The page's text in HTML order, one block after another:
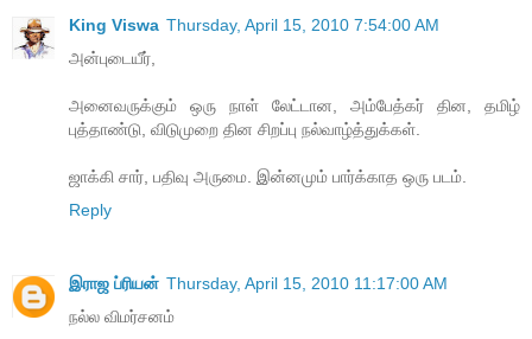
King Viswa Thursday, April 15, 2010 7:54:00 AM
அன்புடையீர்,
அனைவருக்கும் ஒரு நாள் லேட்டான, அம்பேத்கர் தின, தமிழ்
புத்தாண்டு, விடுமுறை தின சிறப்பு நல்வாழ்த்துக்கள்.
ஜாக்கி சார், பதிவு அருமை. இன்னமும் பார்க்காத ஒரு படம்.
Reply
இராஜ ப்ரியன் Thursday, April 15, 2010 11:17:00 AM
நல்ல விமர்சனம்